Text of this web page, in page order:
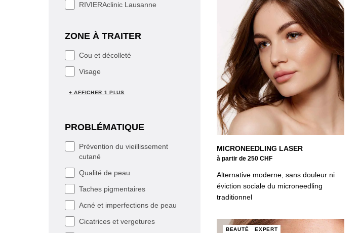
LOCALISATION
RIVIERAclinic Lausanne
ZONE À TRAITER
ZONE À TRAITER
Cou et décolleté
Visage
+ AFFICHER 1 PLUS
PROBLÉMATIQUE
PROBLÉMATIQUE
Prévention du vieillissement
cutané
Qualité de peau
Taches pigmentaires
Acné et imperfections de peau
Cicatrices et vergetures
MICRONEEDLING LASER
à partir de 250 CHF
Alternative moderne, sans douleur ni
éviction sociale du microneedling
traditionnel
BEAUTÉ EXPERT